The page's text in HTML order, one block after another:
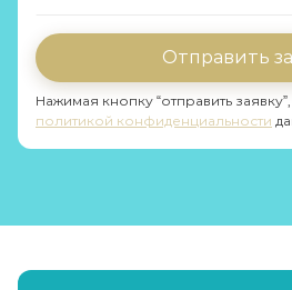
Отправить
Нажимая кнопку “отправить
политикой конфиденциальности